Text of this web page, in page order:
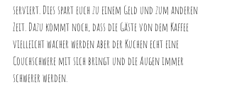
serviert. Dies spart euch zu einem Geld und zum anderen
Zeit. Dazu kommt noch, dass die Gäste von dem Kaffee
vielleicht wacher werden aber der Kuchen echt eine
Couchschwere mit sich bringt und die Augen immer
schwerer werden.